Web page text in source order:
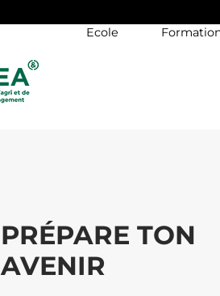
Ecole
PRÉPARE TON
AVENIR